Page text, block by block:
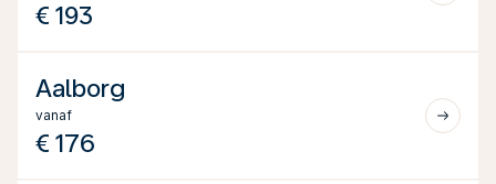
€ 193
Aalborg
vanaf
€ 176